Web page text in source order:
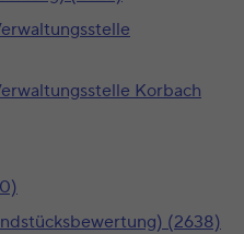
Korbach
(2638)